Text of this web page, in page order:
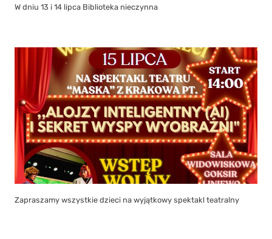
W dniu 13 i 14 lipca Biblioteka nieczynna
Zapraszamy wszystkie dzieci na wyjątkowy spektakl teatralny